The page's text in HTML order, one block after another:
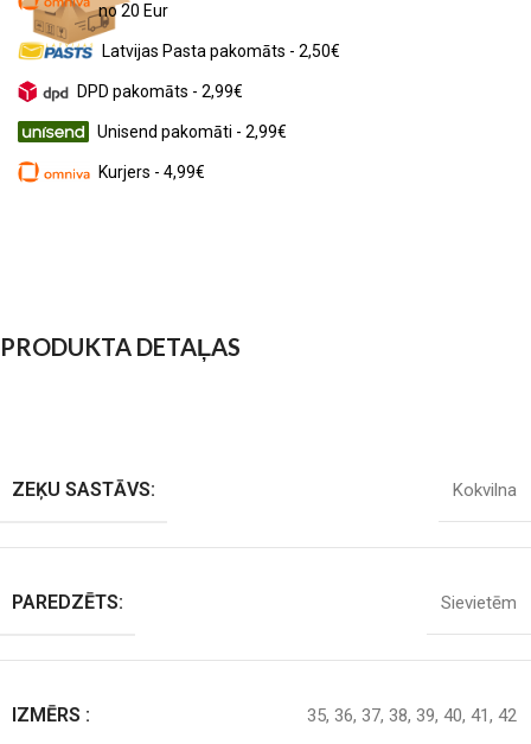
no 20 Eur
Latvijas Pasta pakomāts - 2,50€
DPD pakomāts - 2,99€
Unisend pakomāti - 2,99€
Kurjers - 4,99€
PRODUKTA DETAĻAS
ZEĶU SASTĀVS: Kokvilna
PAREDZĒTS: Sievietēm
IZMĒRS : 35, 36, 37, 38, 39, 40, 41, 42